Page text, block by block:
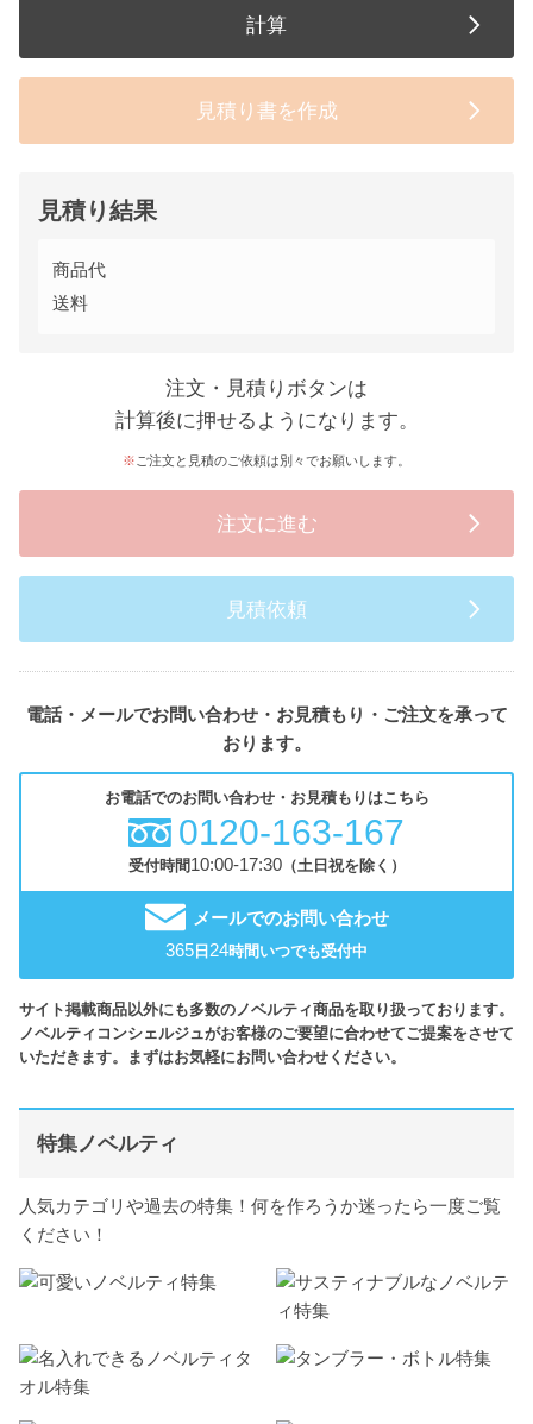
計算
見積り書を作成
見積り結果
商品代
送料
注文・見積りボタンは
計算後に押せるようになります。
ご注文と見積のご依頼は別々でお願いします。
注文に進む
見積依頼
電話・メールでお問い合わせ・お見積もり・ご注文を承って
おります。
お電話でのお問い合わせ・お見積もりはこちら
0120-163-167
受付時間10:00-17:30（土日祝を除く）
メールでのお問い合わせ
365 日 24時間いつでも受付中
サイト掲載商品以外にも多数のノベルティ商品を取り扱っております。
ノベルティコンシェルジュがお客様のご要望に合わせてご提案をさせて
いただきます。まずはお気軽にお問い合わせください。
特集ノベルティ
人気カテゴリや過去の特集！何を作ろうか迷ったら一度ご覧
ください！